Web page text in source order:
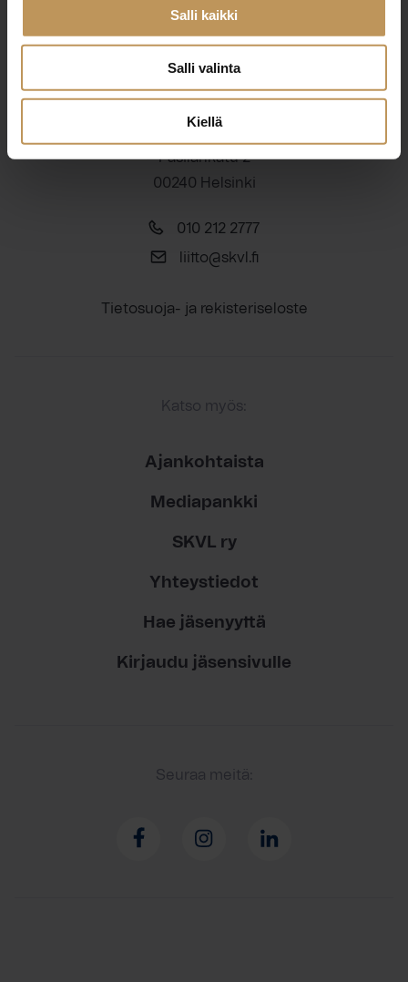
Salli kaikki
Salli valinta
Kiellä
Suomen Kiinteistönvälittäjät ry
Finlands Fastighetsmäklare rf
Pasilankatu 2
00240 Helsinki
010 212 2777
liitto@skvl.fi
Tietosuoja- ja rekisteriseloste
Katso myös:
Ajankohtaista
Mediapankki
SKVL ry
Yhteystiedot
Hae jäsenyyttä
Kirjaudu jäsensivulle
Seuraa meitä: